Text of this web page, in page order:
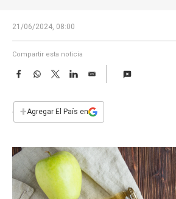
21/06/2024, 08:00
Compartir esta noticia
F
e
b
k
W
s
p
T
w
t
L
n
E
i
l
+Agregar El País en